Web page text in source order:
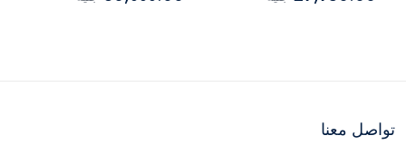
تواصل معنا